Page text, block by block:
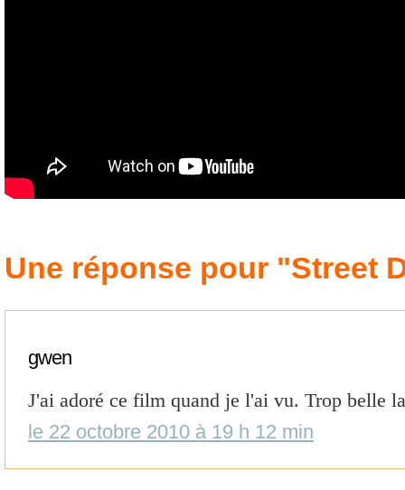
Une réponse pour "Street
gwen
J'ai adoré ce film quand je l'ai vu. Trop belle
le 22 octobre 2010 à 19 h 12 min